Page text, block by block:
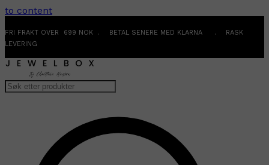
to content
FRI FRAKT OVER 699 NOK . BETAL SENERE MED KLARNA . RASK
LEVERING